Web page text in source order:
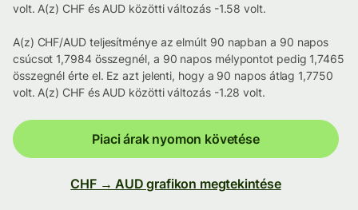
volt. A(z) CHF és AUD közötti változás -1.58 volt.
A(z) CHF/AUD teljesítménye az elmúlt 90 napban a 90 napos
csúcsot 1,7984 összegnél, a 90 napos mélypontot pedig 1,7465
összegnél érte el. Ez azt jelenti, hogy a 90 napos átlag 1,7750
volt. A(z) CHF és AUD közötti változás -1.28 volt.
Piaci árak nyomon követése
CHF → AUD grafikon megtekintése